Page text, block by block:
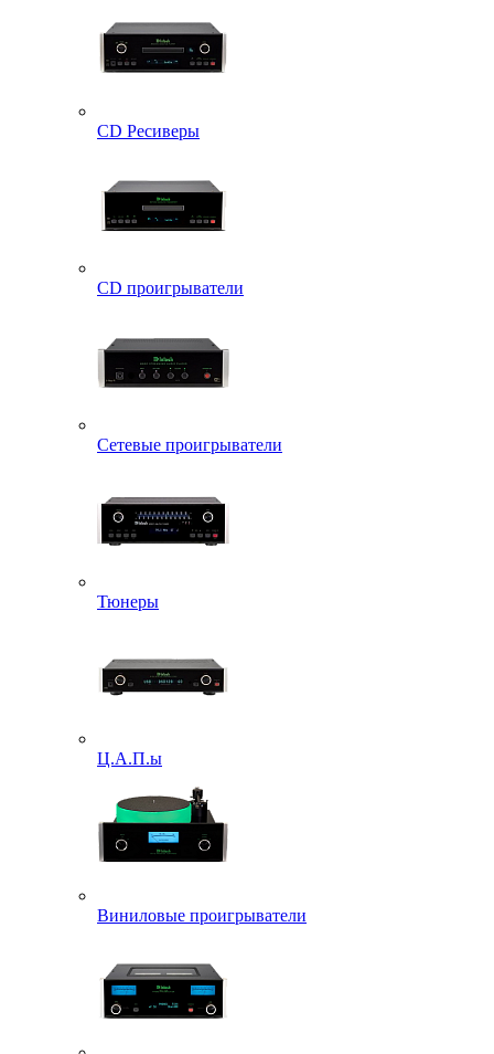
CD Ресиверы
CD проигрыватели
Сетевые проигрыватели
Тюнеры
Ц.А.П.ы
Виниловые проигрыватели